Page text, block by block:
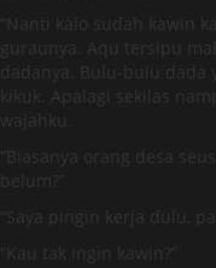
“Nanti kalo sudah kawin
guraunya. Aqu tersipu
dadanya. Bulu-bulu dada
kikuk. Apalagi sekilas
wajahku.
“Biasanya orang desa
belum?”
“Saya pingin kerja dulu,
“Kau tak ingin kawin?”